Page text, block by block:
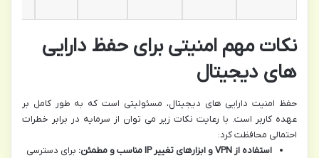
نکات مهم امنیتی برای حفظ دارایی
های دیجیتال
حفظ امنیت دارایی های دیجیتال، مسئولیتی است که به طور کامل بر
عهده کاربر است. با رعایت نکات زیر می توان از سرمایه در برابر خطرات
احتمالی محافظت کرد:
استفاده از VPN و ابزارهای تغییر IP مناسب و مطمئن:
برای دسترسی